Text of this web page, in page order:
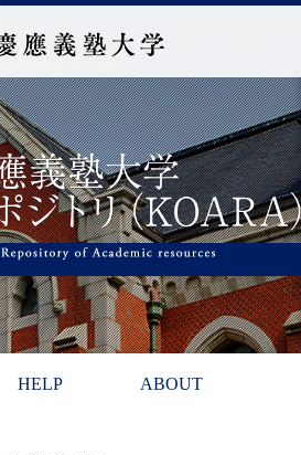
HELP ABOUT